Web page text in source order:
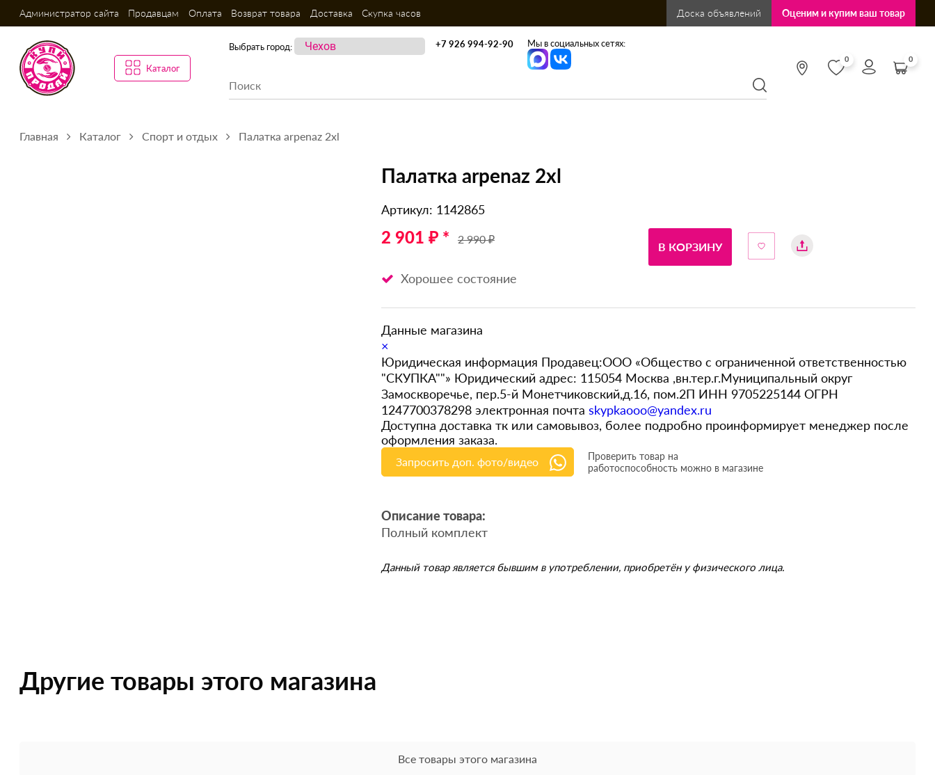
Администратор сайта Продавцам Оплата Возврат товара Доставка Скупка часов Доска объявлений Оценим и купим ваш товар
Каталог
Выбрать город: +7 926 994-92-90 Мы в социальных сетях:
0 0
Главная Каталог Спорт и отдых Палатка arpenaz 2xl
Палатка arpenaz 2xl
Артикул: 1142865
2 901 ₽ * 2 990 ₽
Хорошее состояние
В КОРЗИНУ
Данные магазина
×
Юридическая информация Продавец:ООО «Общество с ограниченной ответственностью
"СКУПКА""» Юридический адрес: 115054 Москва ,вн.тер.г.Муниципальный округ
Замоскворечье, пер.5-й Монетчиковский,д.16, пом.2П ИНН 9705225144 ОГРН
1247700378298 электронная почта skypkaooo@yandex.ru
Доступна доставка тк или самовывоз, более подробно проинформирует менеджер после
оформления заказа.
Запросить доп. фото/видео
Проверить товар на
работоспособность можно в магазине
Описание товара:
Полный комплект
Данный товар является бывшим в употреблении, приобретён у физического лица.
Другие товары этого магазина
Все товары этого магазина